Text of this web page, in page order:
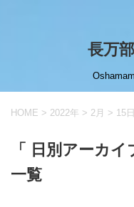
長万
HOME > 2022年 > 2月 > 15日
「 日別アーカイ
一覧